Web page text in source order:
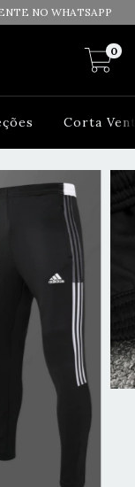
NO WHATSAPP
0
Corta